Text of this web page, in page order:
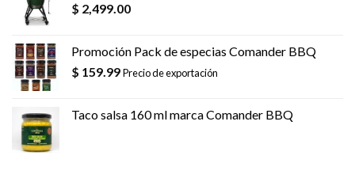
$ 2,499.00
Promoción Pack de especias Comander BBQ
$ 159.99Precio de exportación
Taco salsa 160 ml marca Comander BBQ